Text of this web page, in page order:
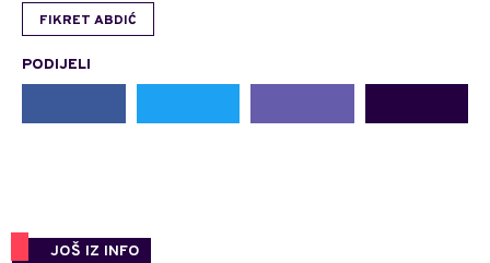
FIKRET ABDIĆ
PODIJELI
JOŠ IZ INFO